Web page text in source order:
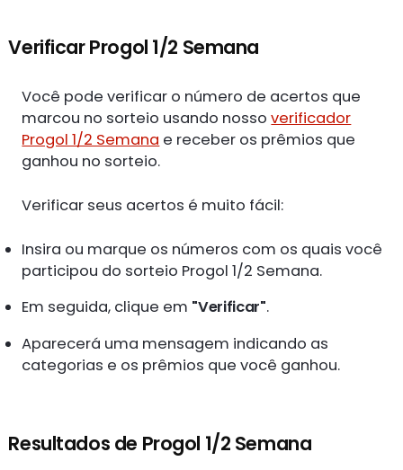
Verificar Progol 1/2 Semana
Você pode verificar o número de acertos que
marcou no sorteio usando nossoverificador
Progol 1/2 Semana e receber os prêmios que
ganhou no sorteio.
Verificar seus acertos é muito fácil:
Insira ou marque os números com os quais você
participou do sorteio Progol 1/2 Semana.
Em seguida, clique em "Verificar".
Aparecerá uma mensagem indicando as
categorias e os prêmios que você ganhou.
Resultados de Progol 1/2 Semana